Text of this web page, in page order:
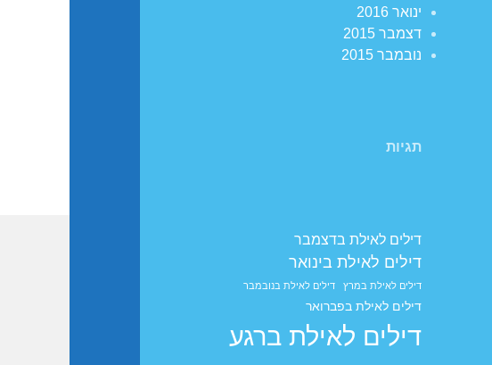
ינואר 2016
דצמבר 2015
נובמבר 2015
תגיות
דילים לאילת בדצמבר
דילים לאילת בינואר
דילים לאילת במרץ דילים לאילת בנובמבר
דילים לאילת בפברואר
דילים לאילת ברגע